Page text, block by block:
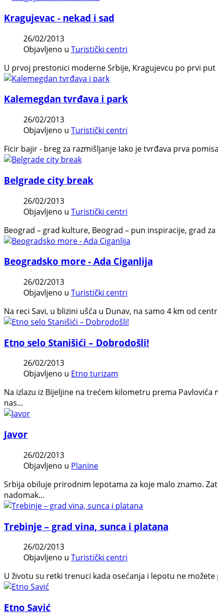
Kragujevac - nekad i sad
26/02/2013
Objavljeno u Turistički centri
U prvoj prestonici moderne Srbije, Kragujevcu po prvi
Kalemegdan tvrđava i park
26/02/2013
Objavljeno u Turistički centri
Ficir bajir - breg za razmišljanje Iako je tvrđava prva
Belgrade city break
26/02/2013
Objavljeno u Turistički centri
Beograd – grad kulture, Beograd – pun inspiracije, grad
Beogradsko more - Ada Ciganlija
26/02/2013
Objavljeno u Turistički centri
Nа reci Sаvi, u blizini ušćа u Dunаv, nа sаmo 4 km od
Etno selo Stanišići – Dobrodošli!
26/02/2013
Objavljeno u Etno turizam
Na izlazu iz Bijeljine na trećem kilometru prema
nas…
Javor
26/02/2013
Objavljeno u Planine
Srbija obiluje prirodnim lepotama za koje malo znamo.
nadomak…
Trebinje – grad vina, sunca i platana
26/02/2013
Objavljeno u Turistički centri
U životu su retki trenuci kada osećanja i lepotu ne
Etno Savić